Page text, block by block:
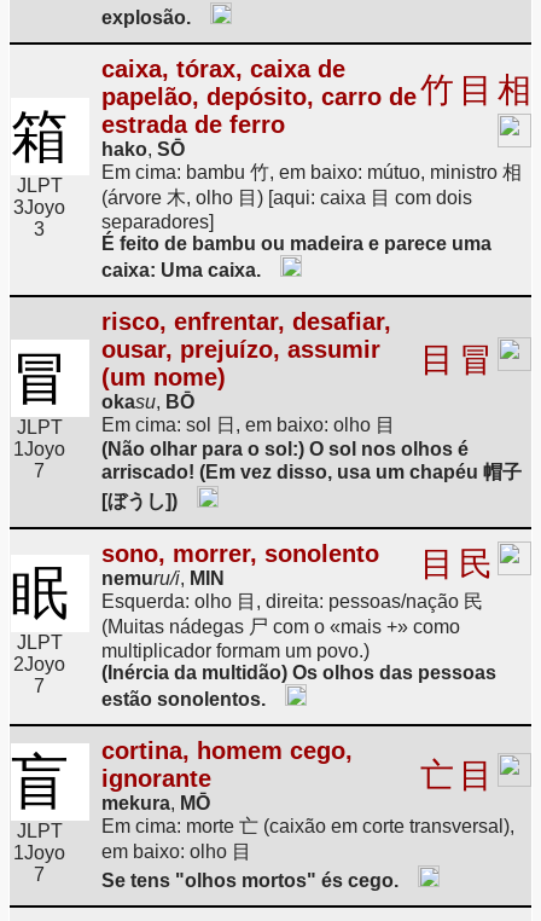
explosão.
箱
JLPT
3Joyo
3
caixa, tórax, caixa de
papelão, depósito, carro de
estrada de ferro
hako, SŌ
竹 目 相
Em cima: bambu 竹, em baixo: mútuo, ministro 相
(árvore 木, olho 目) [aqui: caixa 目 com dois
separadores]
É feito de bambu ou madeira e parece uma
caixa: Uma caixa.
冒
JLPT
1Joyo
7
risco, enfrentar, desafiar,
ousar, prejuízo, assumir
(um nome)
okasu, BŌ
目 冒
Em cima: sol 日, em baixo: olho 目
(Não olhar para o sol:) O sol nos olhos é
arriscado! (Em vez disso, usa um chapéu 帽子
[ぼうし])
眠
JLPT
2Joyo
7
sono, morrer, sonolento
nemuru/i, MIN 目 民
Esquerda: olho 目, direita: pessoas/nação 民
(Muitas nádegas 尸 com o «mais +» como
multiplicador formam um povo.)
(Inércia da multidão) Os olhos das pessoas
estão sonolentos.
盲
JLPT
1Joyo
7
cortina, homem cego,
ignorante
mekura, MŌ
亡 目
Em cima: morte 亡 (caixão em corte transversal),
em baixo: olho 目
Se tens "olhos mortos" és cego.